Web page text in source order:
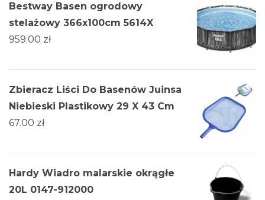
Bestway Basen ogrodowy
stelażowy 366x100cm 5614X
959.00 zł
Zbieracz Liści Do Basenów Juinsa
Niebieski Plastikowy 29 X 43 Cm
67.00 zł
Hardy Wiadro malarskie okrągłe
20L 0147-912000